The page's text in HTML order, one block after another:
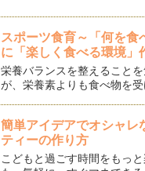
スポーツ食育～「何を食
に「楽しく食べる環境」
栄養バランスを整えること
が、栄養素よりも食べ物を
簡単アイデアでオシャレ
ティーの作り方
こどもと過ごす時間をも